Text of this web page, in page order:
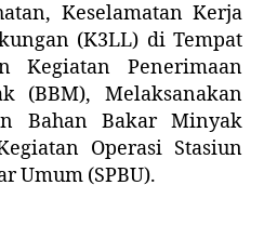
Keselamatan Kerja
(K3LL) di Tempat
Kegiatan Penerimaan
(BBM), Melaksanakan
Bahan Bakar Minyak
Operasi Stasiun
Umum (SPBU).